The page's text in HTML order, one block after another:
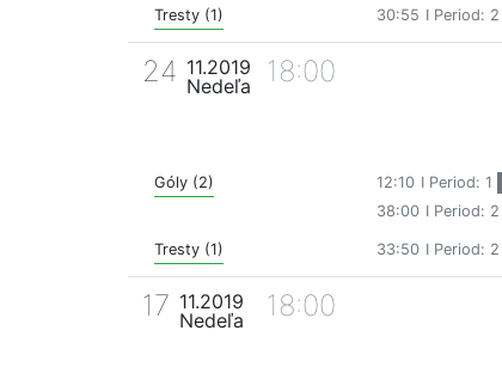
Tresty (1) 30:55 I Period: 2
24 11.2019
Nedeľa
18:00
Góly (2) 12:10 I Period: 1
38:00 I Period: 2
Tresty (1) 33:50 I Period: 2
17 11.2019
Nedeľa
18:00